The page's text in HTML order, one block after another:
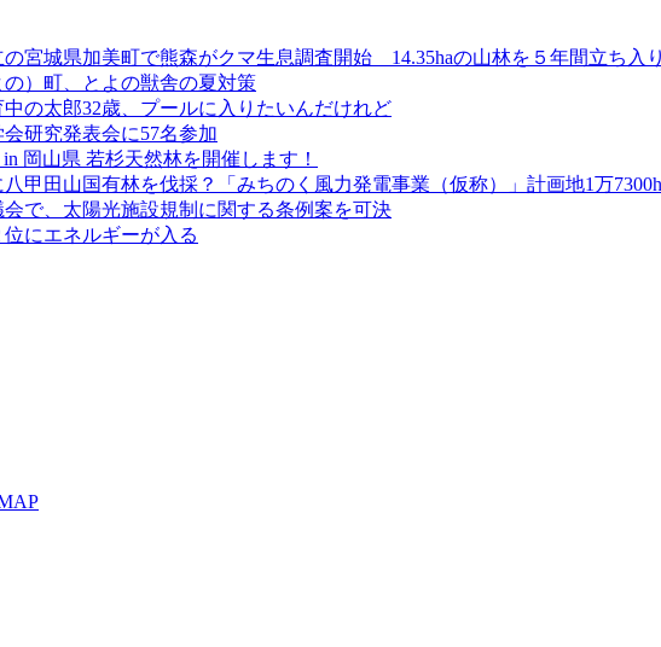
の宮城県加美町で熊森がクマ生息調査開始 14.35haの山林を５年間立ち入
）町、とよの獣舎の夏対策
の太郎32歳、プールに入りたいんだけれど
研究発表会に57名参加
岡山県 若杉天然林を開催します！
甲田山国有林を伐採？「みちのく風力発電事業（仮称）」計画地1万
会で、太陽光施設規制に関する条例案を可決
にエネルギーが入る